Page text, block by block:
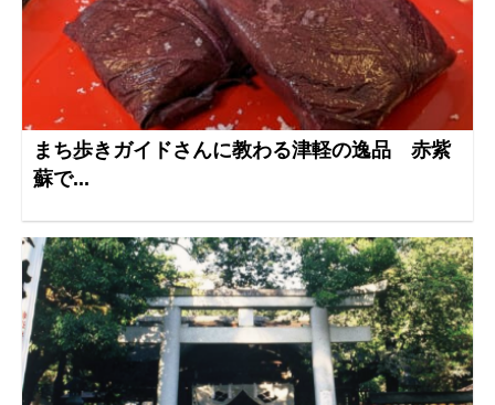
まち歩きガイドさんに教わる津軽の逸品 赤紫
蘇で...